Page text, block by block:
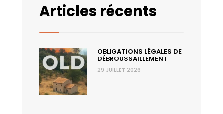
Articles récents
OBLIGATIONS LÉGALES DE
DÉBROUSSAILLEMENT
29 JUILLET 2026